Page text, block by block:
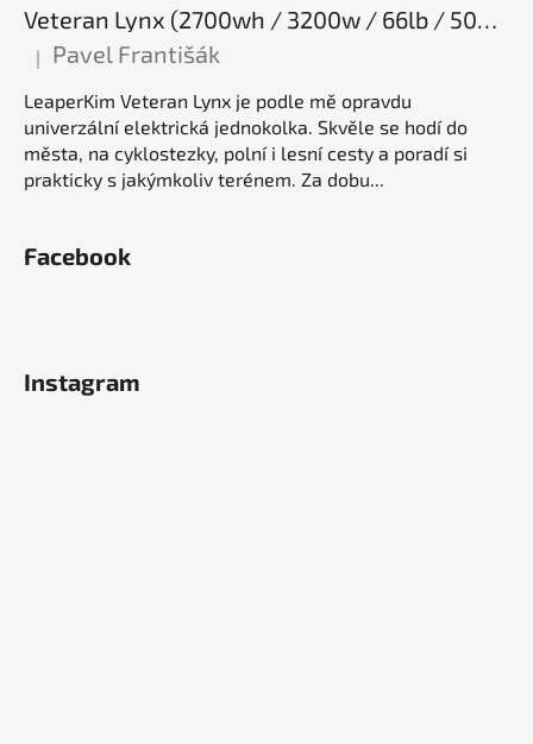
Veteran Lynx (2700wh / 3200w / 66lb / 50E), elektrická jednokolka
Hodnocení produktu je 5 z 5 hvězdiček.
| Pavel Františák
LeaperKim Veteran Lynx je podle mě opravdu
univerzální elektrická jednokolka. Skvěle se hodí do
města, na cyklostezky, polní i lesní cesty a poradí si
prakticky s jakýmkoliv terénem. Za dobu...
Facebook
Instagram